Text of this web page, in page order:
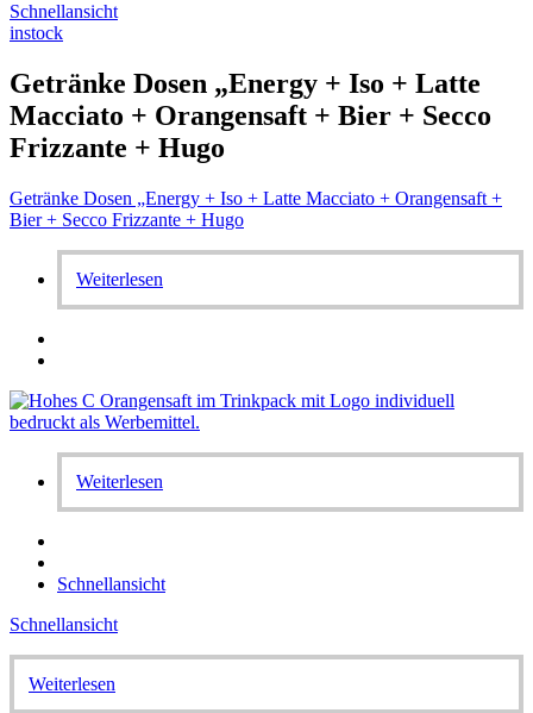
Schnellansicht
instock
Getränke Dosen „Energy + Iso + Latte
Macciato + Orangensaft + Bier + Secco
Frizzante + Hugo
Getränke Dosen „Energy + Iso + Latte Macciato + Orangensaft +
Bier + Secco Frizzante + Hugo
Weiterlesen
Weiterlesen
Schnellansicht
Schnellansicht
Weiterlesen